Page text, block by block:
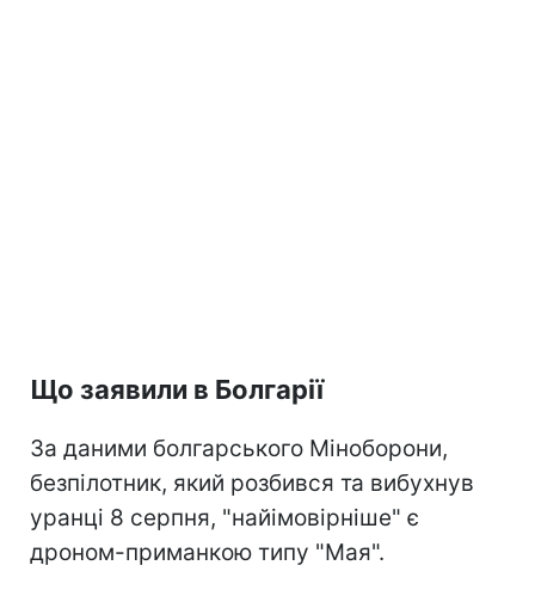
Що заявили в Болгарії
За даними болгарського Міноборони,
безпілотник, який розбився та вибухнув
уранці 8 серпня, "найімовірніше" є
дроном-приманкою типу "Мая".